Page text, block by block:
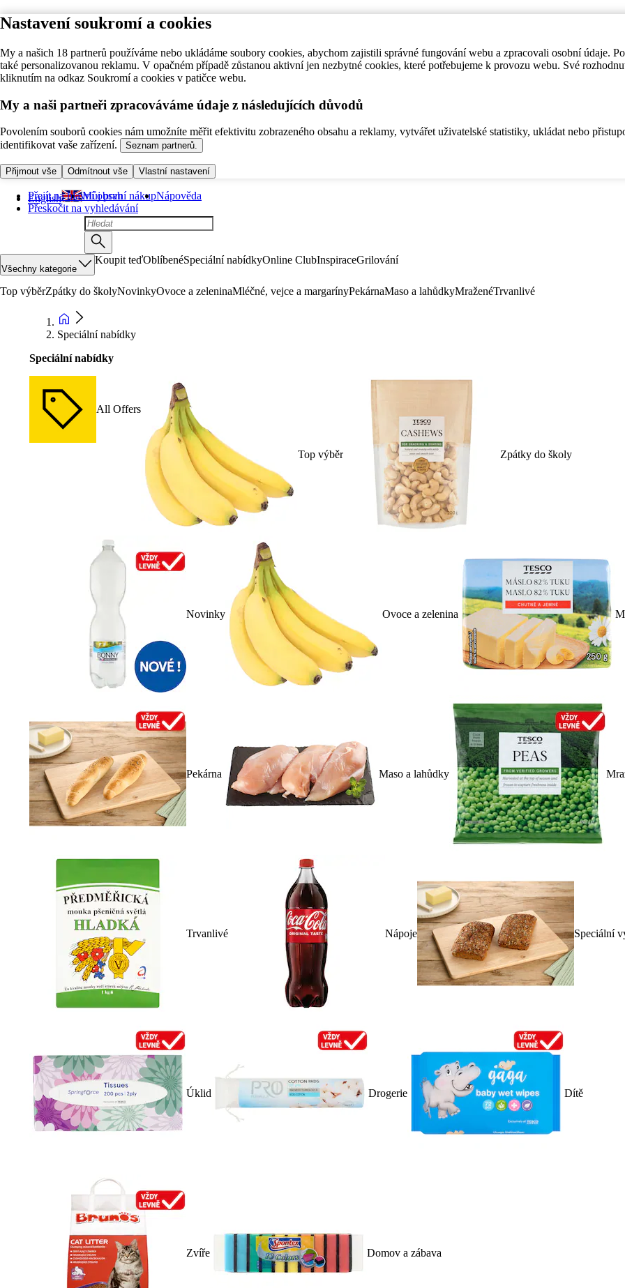
Nastavení soukromí a cookies
My a našich 18 partnerů používáme nebo ukládáme soubory cookies, abychom zajistili správné fungování webu a zpracovali osobní údaje.
také personalizovanou reklamu. V opačném případě zůstanou aktivní jen nezbytné cookies, které potřebujeme k provozu webu. Své
kliknutím na odkaz Soukromí a cookies v patičce webu.
My a naši partneři zpracováváme údaje z následujících důvodů
Povolením souborů cookies nám umožníte měřit efektivitu zobrazeného obsahu a reklamy, vytvářet uživatelské statistiky, ukládat nebo
identifikovat vaše zařízení.
Seznam partnerů.
Přijmout vše Odmítnout vše Vlastní nastavení
Přejít na hlavní obsah
Přeskočit na vyhledávání
English Můj první nákupNápověda
Všechny kategorie
Koupit teďOblíbenéSpeciální nabídkyOnline ClubInspiraceGrilování
Top výběrZpátky do školyNovinkyOvoce a zeleninaMléčné, vejce a margarínyPekárnaMaso a lahůdkyMraženéTrvanlivé
Speciální nabídky
Speciální nabídky
All Offers
Top výběr Zpátky do školy
Novinky Ovoce a zelenina
Pekárna Maso a lahůdky
Trvanlivé Nápoje Speciální
Úklid Drogerie Dítě
Zvíře Domov a zábava